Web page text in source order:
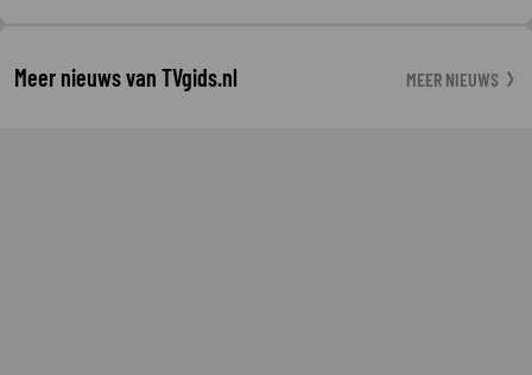
Meer nieuws van TVgids.nl MEER NIEUWS